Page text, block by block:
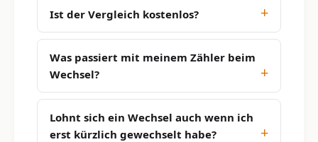
Ist der Vergleich kostenlos?
Was passiert mit meinem Zähler beim
Wechsel?
Lohnt sich ein Wechsel auch wenn ich
erst kürzlich gewechselt habe?